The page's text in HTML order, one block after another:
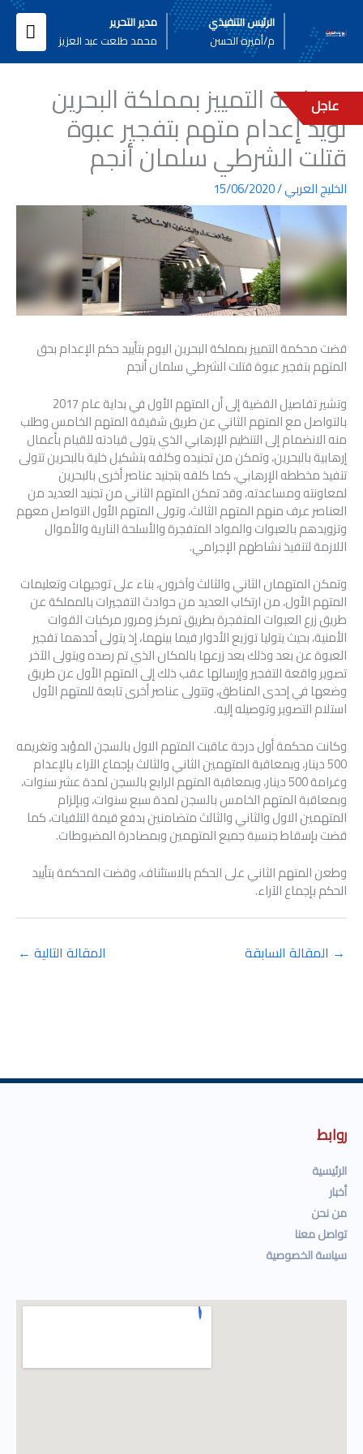
المحتوى
الرئيس التنفيذي
م/أميره الحسن
مدير التحرير
محمد طلعت عبد العزيز
عاجل
محكمة التمييز بمملكة البحرين
تؤيد إعدام متهم بتفجير عبوة
قتلت الشرطي سلمان أنجم
الخليج العربي/
15/06/2020
قضت محكمة التمييز بمملكة البحرين اليوم بتأييد حكم الإعدام بحق
المتهم بتفجير عبوة قتلت الشرطي سلمان أنجم
وتشير تفاصيل القضية إلى أن المتهم الأول في بداية عام 2017
بالتواصل مع المتهم الثاني عن طريق شقيقة المتهم الخامس وطلب
منه الانضمام إلى التنظيم الإرهابي الذي يتولى قيادته للقيام بأعمال
إرهابية بالبحرين، وتمكن من تجنيده وكلفه بتشكيل خلية بالبحرين تتولى
تنفيذ مخططه الإرهابي، كما كلفه بتجنيد عناصر أخرى بالبحرين
لمعاونته ومساعدته، وقد تمكن المتهم الثاني من تجنيد العديد من
العناصر عرف منهم المتهم الثالث، وتولى المتهم الأول التواصل معهم
وتزويدهم بالعبوات والمواد المتفجرة والأسلحة النارية والأموال
اللازمة لتنفيذ نشاطهم الإجرامي.
وتمكن المتهمان الثاني والثالث وآخرون، بناء على توجيهات وتعليمات
المتهم الأول، من ارتكاب العديد من حوادث التفجيرات بالمملكة عن
طريق زرع العبوات المتفجرة بطريق تمركز ومرور مركبات القوات
الأمنية، بحيث يتوليا توزيع الأدوار فيما بينهما، إذ يتولى أحدهما تفجير
العبوة عن بعد وذلك بعد زرعها بالمكان الذي تم رصده ويتولى الآخر
تصوير واقعة التفجير وإرسالها عقب ذلك إلى المتهم الأول عن طريق
وضعها في إحدى المناطق، وتتولى عناصر أخرى تابعة للمتهم الأول
استلام التصوير وتوصيله إليه.
وكانت محكمة أول درجة عاقبت المتهم الاول بالسجن المؤبد وتغريمه
500 دينار، وبمعاقبة المتهمين الثاني والثالث بإجماع الآراء بالإعدام
وغرامة 500 دينار، وبمعاقبة المتهم الرابع بالسجن لمدة عشر سنوات،
وبمعاقبة المتهم الخامس بالسجن لمدة سبع سنوات، وبإلزام
المتهمين الاول والثاني والثالث متضامنين بدفع قيمة التلفيات، كما
قضت بإسقاط جنسية جميع المتهمين وبمصادرة المضبوطات.
وطعن المتهم الثاني على الحكم بالاستئناف، وقضت المحكمة بتأييد
الحكم بإجماع الآراء.
→ المقالة السابقة المقالة التالية ←
روابط
الرئيسية
أخبار
من نحن
تواصل معنا
سياسة الخصوصية